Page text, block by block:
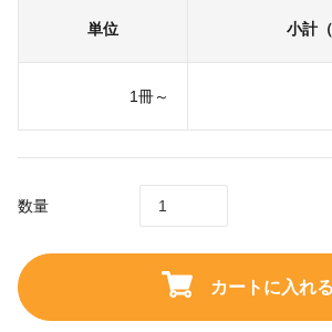
単位 小計
1冊～
数量
カートに入れる